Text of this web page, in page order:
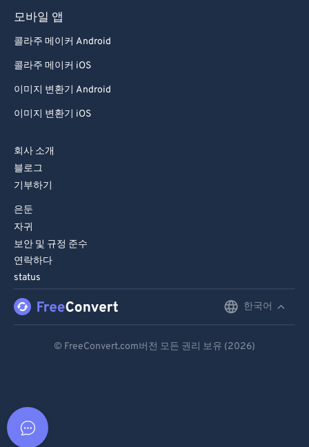
모바일 앱
콜라주 메이커 Android
콜라주 메이커 iOS
이미지 변환기 Android
이미지 변환기 iOS
회사 소개
블로그
기부하기
은둔
자귀
보안 및 규정 준수
연락하다
status
한국어
© FreeConvert.com버전 모든 권리 보유 (2026)